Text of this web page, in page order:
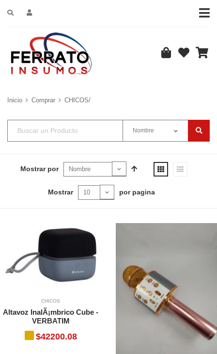
Inicio Comprar CHICOS/
Nombre
Mostrar por
Mostrar por pagina
CHICOS
Altavoz InalÃ¡mbrico Cube -
VERBATIM
$42200.08